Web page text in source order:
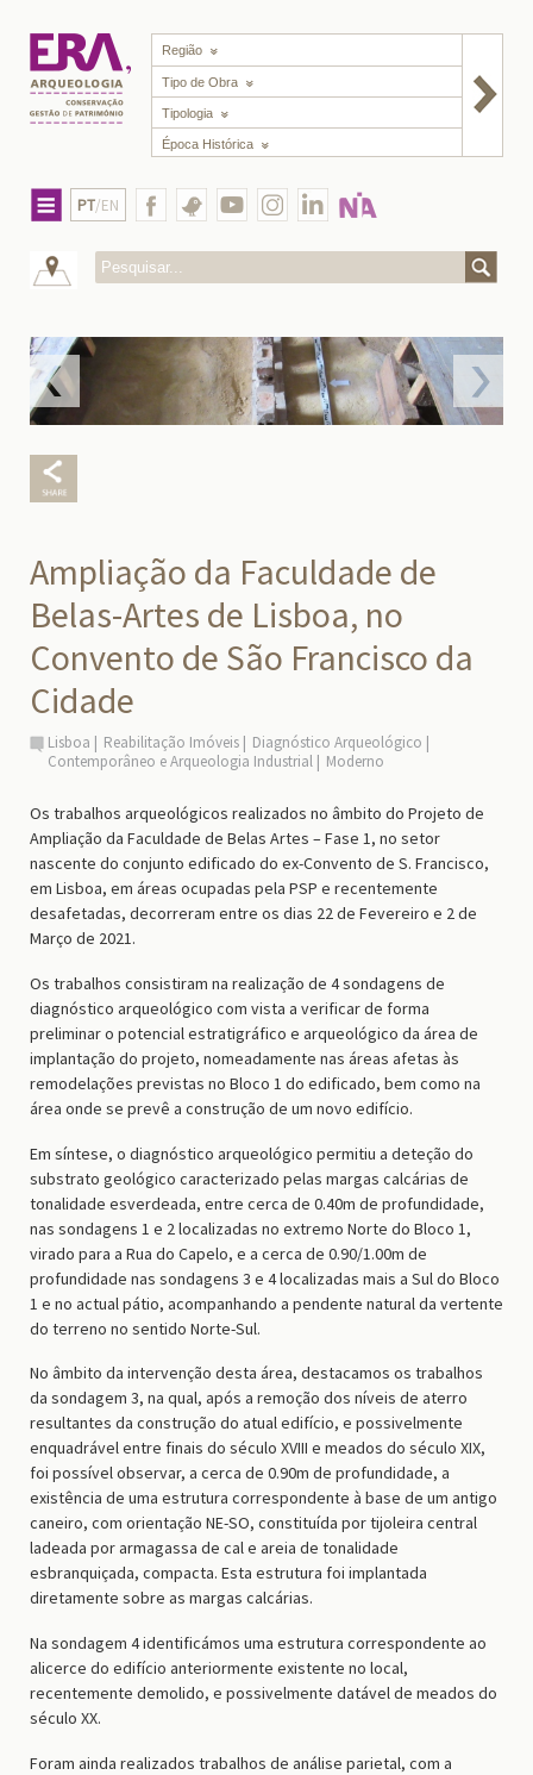
Região
Tipo de Obra
Tipologia
Época Histórica
PT/EN
Ampliação da Faculdade de
Belas-Artes de Lisboa, no
Convento de São Francisco da
Cidade
Lisboa Reabilitação Imóveis
Diagnóstico Arqueológico
Contemporâneo e Arqueologia Industrial
Moderno
Os trabalhos arqueológicos realizados no âmbito do Projeto de
Ampliação da Faculdade de Belas Artes – Fase 1, no setor
nascente do conjunto edificado do ex-Convento de S. Francisco,
em Lisboa, em áreas ocupadas pela PSP e recentemente
desafetadas, decorreram entre os dias 22 de Fevereiro e 2 de
Março de 2021.
Os trabalhos consistiram na realização de 4 sondagens de
diagnóstico arqueológico com vista a verificar de forma
preliminar o potencial estratigráfico e arqueológico da área de
implantação do projeto, nomeadamente nas áreas afetas às
remodelações previstas no Bloco 1 do edificado, bem como na
área onde se prevê a construção de um novo edifício.
Em síntese, o diagnóstico arqueológico permitiu a deteção do
substrato geológico caracterizado pelas margas calcárias de
tonalidade esverdeada, entre cerca de 0.40m de profundidade,
nas sondagens 1 e 2 localizadas no extremo Norte do Bloco 1,
virado para a Rua do Capelo, e a cerca de 0.90/1.00m de
profundidade nas sondagens 3 e 4 localizadas mais a Sul do Bloco
1 e no actual pátio, acompanhando a pendente natural da vertente
do terreno no sentido Norte-Sul.
No âmbito da intervenção desta área, destacamos os trabalhos
da sondagem 3, na qual, após a remoção dos níveis de aterro
resultantes da construção do atual edifício, e possivelmente
enquadrável entre finais do século XVIII e meados do século XIX,
foi possível observar, a cerca de 0.90m de profundidade, a
existência de uma estrutura correspondente à base de um antigo
caneiro, com orientação NE-SO, constituída por tijoleira central
ladeada por armagassa de cal e areia de tonalidade
esbranquiçada, compacta. Esta estrutura foi implantada
diretamente sobre as margas calcárias.
Na sondagem 4 identificámos uma estrutura correspondente ao
alicerce do edifício anteriormente existente no local,
recentemente demolido, e possivelmente datável de meados do
século XX.
Foram ainda realizados trabalhos de análise parietal, com a